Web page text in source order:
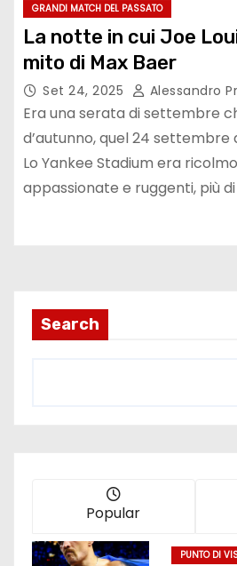
GRANDI MATCH DEL PASSATO
La notte in cui Joe
mito di Max Baer
Set 24, 2025 Alessandro
Era una serata di settembre
d’autunno, quel 24 settembre
Lo Yankee Stadium era
appassionate e ruggenti, più
Search
Popular
PUNTO DI